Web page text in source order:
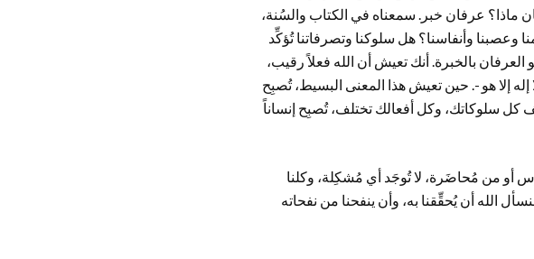
عرفان خبر. سمعناه في الكتاب والسُنة،
وأنفاسنا؟ هل سلوكنا وتصرفاتنا تُؤكِّد
بالخبرة. أنك تعيش أن الله فعلاً رقيب،
إلا هو -. حين تعيش هذا المعنى البسيط، تُصبِح
كل سلوكاتك، وكل أفعالك تختلف، تُصبِح إنساناً
من مُحاضَرة، لا تُوجَد أي مُشكِلة، وكلنا
الله أن يُحقِّقنا به، وأن ينفحنا من نفحاته